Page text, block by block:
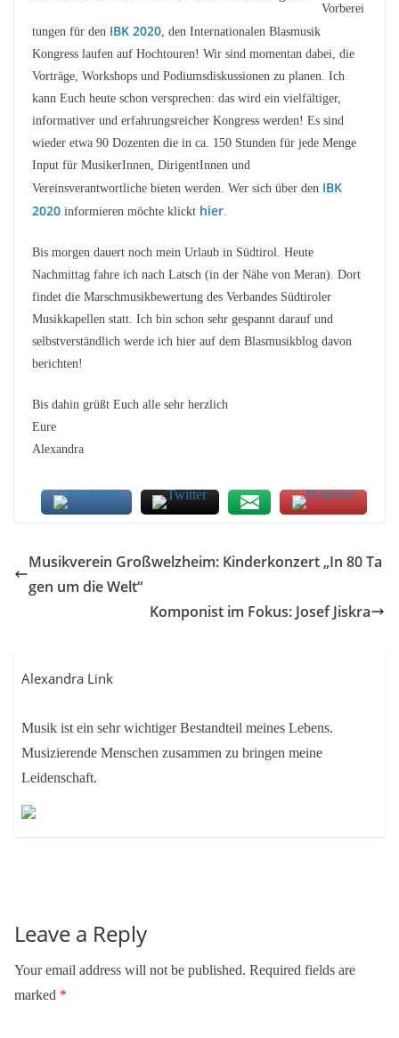
Vorberei
tungen für den IBK 2020 , den Internationalen Blasmusik
Kongress laufen auf Hochtouren! Wir sind momentan dabei, die
Vorträge, Workshops und Podiumsdiskussionen zu planen. Ich
kann Euch heute schon versprechen: das wird ein vielfältiger,
informativer und erfahrungsreicher Kongress werden! Es sind
wieder etwa 90 Dozenten die in ca. 150 Stunden für jede Menge
Input für MusikerInnen, DirigentInnen und
Vereinsverantwortliche bieten werden. Wer sich über den IBK
2020 informieren möchte klickt hier
Bis morgen dauert noch mein Urlaub in Südtirol. Heute
Nachmittag fahre ich nach Latsch (in der Nähe von Meran). Dort
findet die Marschmusikbewertung des Verbandes Südtiroler
Musikkapellen statt. Ich bin schon sehr gespannt darauf und
selbstverständlich werde ich hier auf dem Blasmusikblog davon
berichten!
Bis dahin grüßt Euch alle sehr herzlich
Eure
Alexandra
Musikverein Großwelzheim: Kinderkonzert „In 80 Ta
gen um die Welt“
Komponist im Fokus: Josef Jiskra
Alexandra Link
Musik ist ein sehr wichtiger Bestandteil meines Lebens.
Musizierende Menschen zusammen zu bringen meine
Leidenschaft.
Leave a Reply
Your email address will not be published. Required fields are
marked *